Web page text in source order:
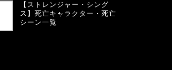
【ストレンジャー・シング
ス】死亡キャラクター・死亡
シーン一覧